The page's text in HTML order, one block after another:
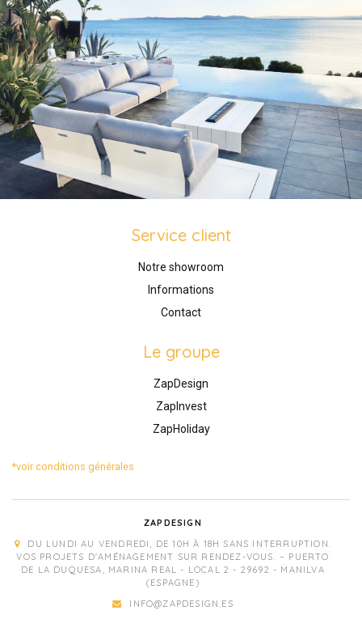
Service client
Notre showroom
Informations
Contact
Le groupe
ZapDesign
ZapInvest
ZapHoliday
*voir conditions générales
ZAPDESIGN
DU LUNDI AU VENDREDI, DE 10H À 18H SANS INTERRUPTION.
VOS PROJETS D'AMÉNAGEMENT SUR RENDEZ-VOUS. – PUERTO
DE LA DUQUESA, MARINA REAL - LOCAL 2 - 29692 - MANILVA
(ESPAGNE)
INFO@ZAPDESIGN.ES